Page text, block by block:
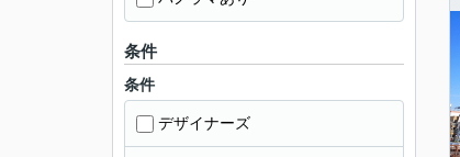
条件
条件
デザイナーズ